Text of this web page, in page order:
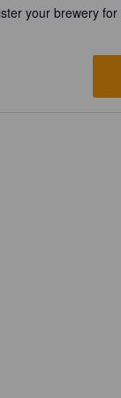
your brewery for